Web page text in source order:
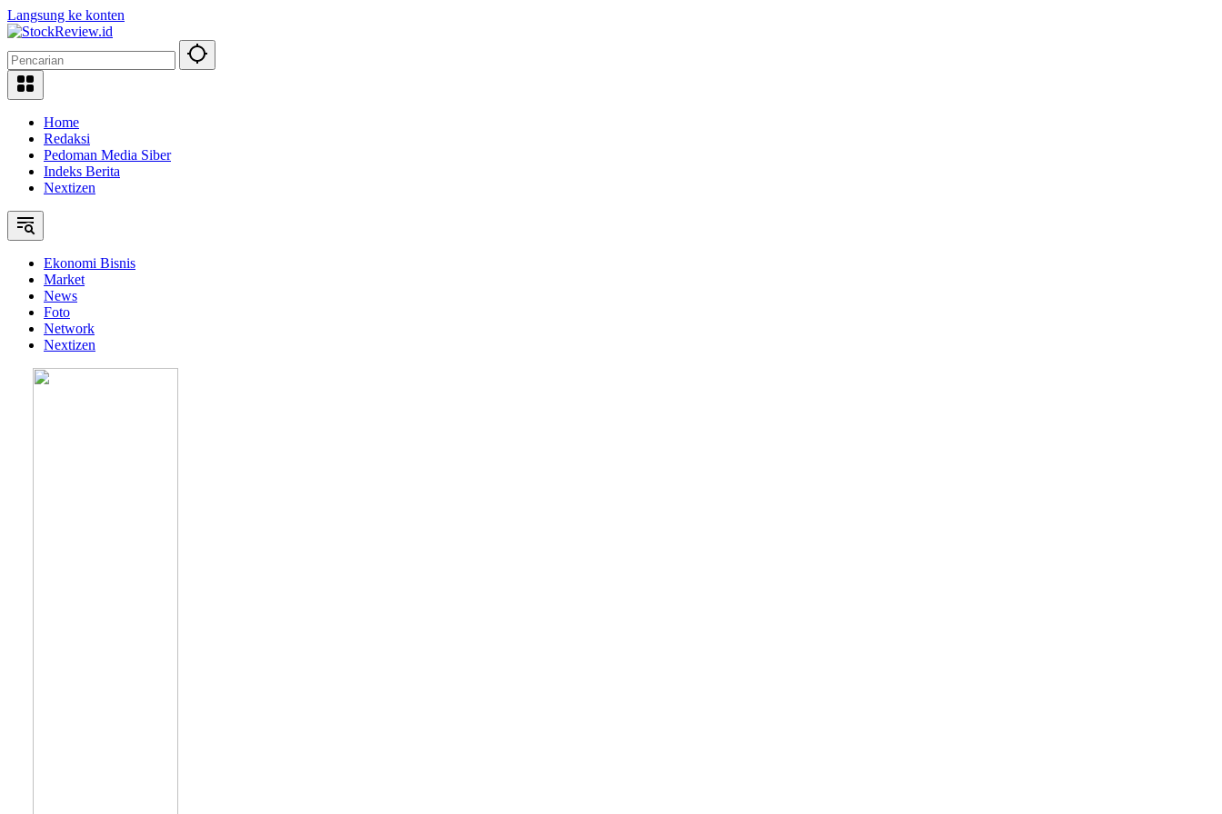
Langsung ke konten
Home
Redaksi
Pedoman Media Siber
Indeks Berita
Nextizen
Ekonomi Bisnis
Market
News
Foto
Network
Nextizen